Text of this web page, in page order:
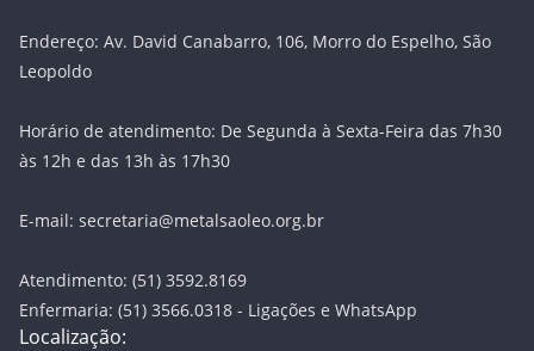
Endereço: Av. David Canabarro, 106, Morro do Espelho, São
Leopoldo
Horário de atendimento: De Segunda à Sexta-Feira das 7h30
às 12h e das 13h às 17h30
E-mail: secretaria@metalsaoleo.org.br
Atendimento: (51) 3592.8169
Enfermaria: (51) 3566.0318 - Ligações e WhatsApp
Localização: